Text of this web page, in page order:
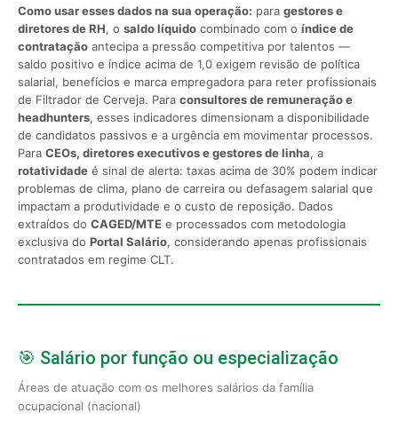
Como usar esses dados na sua operação: para gestores e
diretores de RH, o saldo líquido combinado com o índice de
contratação antecipa a pressão competitiva por talentos —
saldo positivo e índice acima de 1,0 exigem revisão de política
salarial, benefícios e marca empregadora para reter profissionais
de Filtrador de Cerveja. Para consultores de remuneração e
headhunters, esses indicadores dimensionam a disponibilidade
de candidatos passivos e a urgência em movimentar processos.
Para CEOs, diretores executivos e gestores de linha, a
rotatividade é sinal de alerta: taxas acima de 30% podem indicar
problemas de clima, plano de carreira ou defasagem salarial que
impactam a produtividade e o custo de reposição. Dados
extraídos do CAGED/MTE e processados com metodologia
exclusiva do Portal Salário, considerando apenas profissionais
contratados em regime CLT.
🎯 Salário por função ou especialização
Áreas de atuação com os melhores salários da família
ocupacional (nacional)